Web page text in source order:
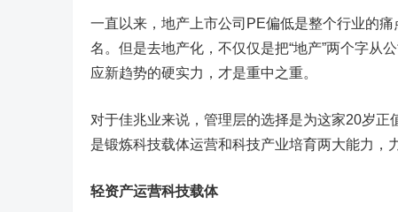
一直以来，地产上市公司PE偏低是整个行业的
名。但是去地产化，不仅仅是把“地产”两个字从
应新趋势的硬实力，才是重中之重。
对于佳兆业来说，管理层的选择是为这家20岁
是锻炼科技载体运营和科技产业培育两大能力，
轻资产运营科技载体